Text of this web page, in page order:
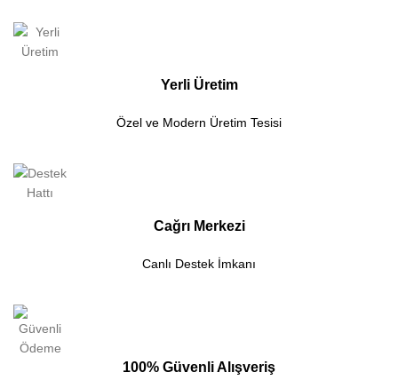
Yerli Üretim
Özel ve Modern Üretim Tesisi
Cağrı Merkezi
Canlı Destek İmkanı
100% Güvenli Alışveriş